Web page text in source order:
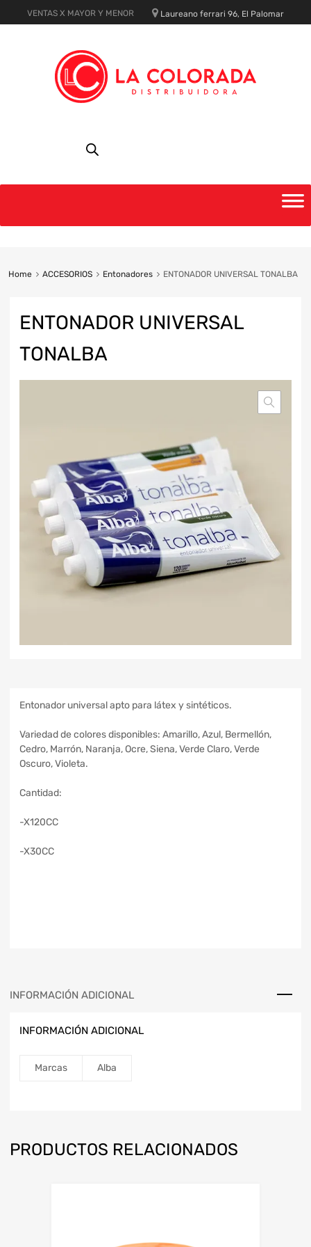
VENTAS X MAYOR Y MENOR Laureano ferrari 96, El Palomar
content
Home ACCESORIOS Entonadores ENTONADOR UNIVERSAL TONALBA
ENTONADOR UNIVERSAL
TONALBA
Entonador universal apto para látex y sintéticos.
Variedad de colores disponibles: Amarillo, Azul, Bermellón,
Cedro, Marrón, Naranja, Ocre, Siena, Verde Claro, Verde
Oscuro, Violeta.
Cantidad:
-X120CC
-X30CC
INFORMACIÓN ADICIONAL
INFORMACIÓN ADICIONAL
Marcas Alba
PRODUCTOS RELACIONADOS